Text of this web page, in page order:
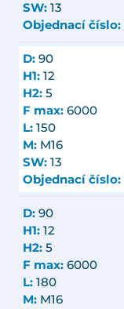
SW: 13
Objednací číslo:
D: 90
H1: 12
H2: 5
F max: 6000
L: 150
M: M16
SW: 13
Objednací číslo:
D: 90
H1: 12
H2: 5
F max: 6000
L: 180
M: M16